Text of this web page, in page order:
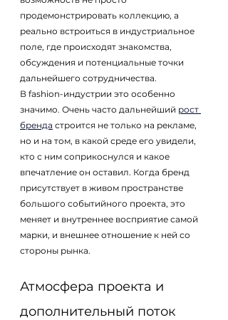
продемонстрировать коллекцию, а
реально встроиться в индустриальное
поле, где происходят знакомства,
обсуждения и потенциальные точки
дальнейшего сотрудничества.
В fashion-индустрии это особенно
значимо. Очень часто дальнейший рост
бренда строится не только на рекламе,
но и на том, в какой среде его увидели,
кто с ним соприкоснулся и какое
впечатление он оставил. Когда бренд
присутствует в живом пространстве
большого событийного проекта, это
меняет и внутреннее восприятие самой
марки, и внешнее отношение к ней со
стороны рынка.
Атмосфера проекта и
дополнительный поток